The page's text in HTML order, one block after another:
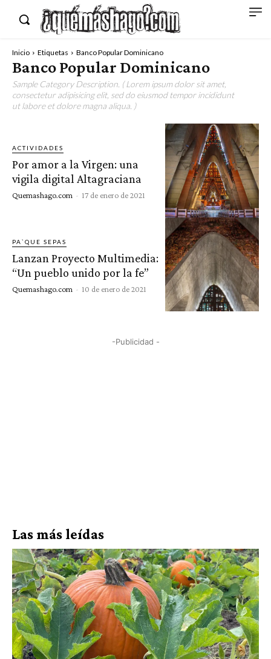
Inicio Etiquetas Banco Popular Dominicano
Banco Popular Dominicano
Sample Category Description. ( Lorem ipsum dolor sit amet,
consectetur adipisicing elit, sed do eiusmod tempor incididunt
ut labore et dolore magna aliqua. )
ACTIVIDADES
Por amor a la Virgen: una
vigila digital Altagraciana
Quemashago.com - 17 de enero de 2021
PA`QUE SEPAS
Lanzan Proyecto Multimedia:
“Un pueblo unido por la fe”
Quemashago.com - 10 de enero de 2021
-Publicidad -
Las más leídas